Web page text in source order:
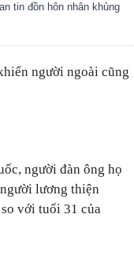
tin đồn hôn nhân khủng
người ngoài cũng
người đàn ông họ
lương thiện
với tuổi 31 của